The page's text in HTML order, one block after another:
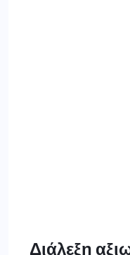
Διάλεξη